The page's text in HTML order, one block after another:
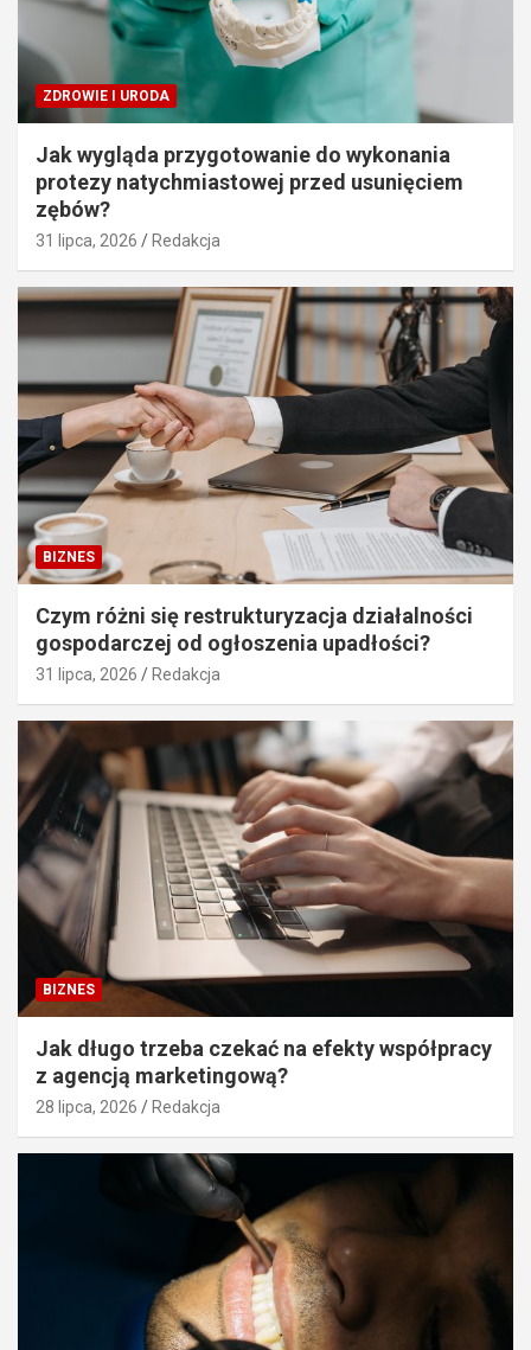
ZDROWIE I URODA
Jak wygląda przygotowanie do wykonania
protezy natychmiastowej przed usunięciem
zębów?
31 lipca, 2026 Redakcja
BIZNES
Czym różni się restrukturyzacja działalności
gospodarczej od ogłoszenia upadłości?
31 lipca, 2026 Redakcja
BIZNES
Jak długo trzeba czekać na efekty współpracy
z agencją marketingową?
28 lipca, 2026 Redakcja